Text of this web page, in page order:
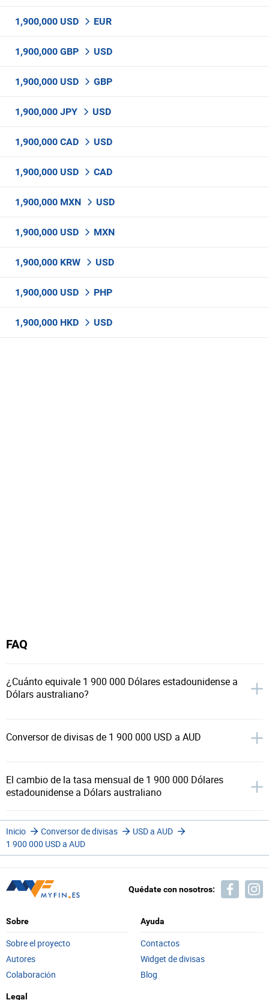
1,900,000 USD EUR
1,900,000 GBP USD
1,900,000 USD GBP
1,900,000 JPY USD
1,900,000 CAD USD
1,900,000 USD CAD
1,900,000 MXN USD
1,900,000 USD MXN
1,900,000 KRW USD
1,900,000 USD PHP
1,900,000 HKD USD
FAQ
¿Cuánto equivale 1 900 000 Dólares estadounidense a
Dólars australiano?
Conversor de divisas de 1 900 000 USD a AUD
El cambio de la tasa mensual de 1 900 000 Dólares
estadounidense a Dólars australiano
Inicio Conversor de divisas
USD a AUD
1 900 000 USD a AUD
Quédate con nosotros:
Sobre
Sobre el proyecto
Autores
Colaboración
Ayuda
Contactos
Widget de divisas
Blog
Legal